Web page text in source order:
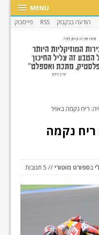
MENU
הודעה בבקבוק RSS פייסבוק
ריח נקמה באויר
ריח נקמה
בספורט מוטורי // 5 תגובות